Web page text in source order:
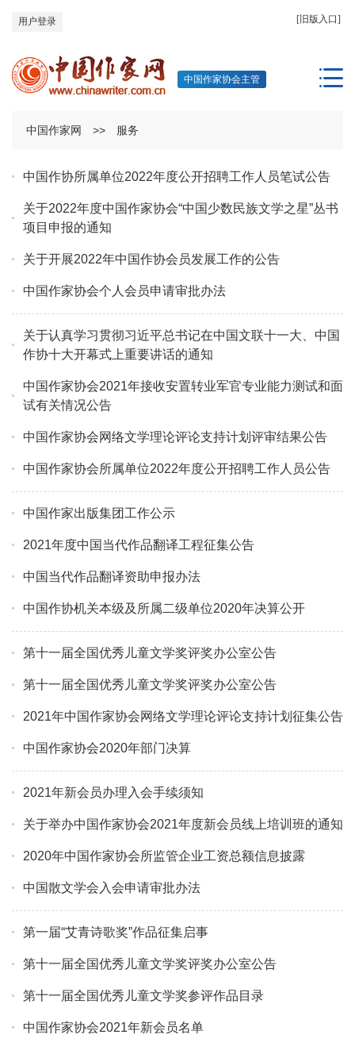
[旧版入口]
用户登录
中国作家协会主管
中国作家网 >> 服务
中国作协所属单位2022年度公开招聘工作人员笔试公告
关于2022年度中国作家协会“中国少数民族文学之星”丛书
项目申报的通知
关于开展2022年中国作协会员发展工作的公告
中国作家协会个人会员申请审批办法
关于认真学习贯彻习近平总书记在中国文联十一大、中国
作协十大开幕式上重要讲话的通知
中国作家协会2021年接收安置转业军官专业能力测试和面
试有关情况公告
中国作家协会网络文学理论评论支持计划评审结果公告
中国作家协会所属单位2022年度公开招聘工作人员公告
中国作家出版集团工作公示
2021年度中国当代作品翻译工程征集公告
中国当代作品翻译资助申报办法
中国作协机关本级及所属二级单位2020年决算公开
第十一届全国优秀儿童文学奖评奖办公室公告
第十一届全国优秀儿童文学奖评奖办公室公告
2021年中国作家协会网络文学理论评论支持计划征集公告
中国作家协会2020年部门决算
2021年新会员办理入会手续须知
关于举办中国作家协会2021年度新会员线上培训班的通知
2020年中国作家协会所监管企业工资总额信息披露
中国散文学会入会申请审批办法
第一届“艾青诗歌奖”作品征集启事
第十一届全国优秀儿童文学奖评奖办公室公告
第十一届全国优秀儿童文学奖参评作品目录
中国作家协会2021年新会员名单